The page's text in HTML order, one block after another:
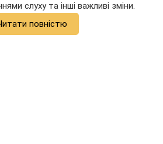
слуху та інші важливі зміни.
повністю